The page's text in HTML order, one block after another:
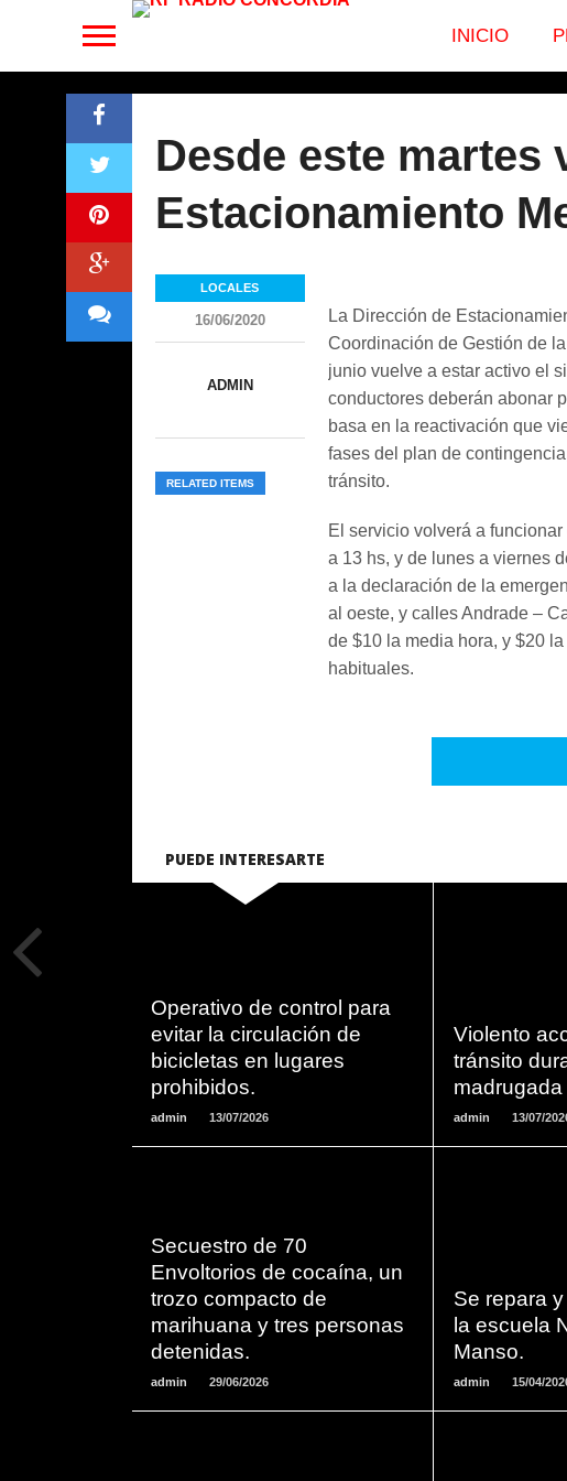
INICIO
Desde este martes
Estacionamiento
La Dirección de
Coordinación de Gestión de
junio vuelve a estar activo el
conductores deberán abonar
basa en la reactivación que
fases del plan de
tránsito.
El servicio volverá a
a 13 hs, y de lunes a viernes
a la declaración de la
al oeste, y calles Andrade –
de $10 la media hora, y $20
habituales.
LOCALES
16/06/2020
ADMIN
RELATED ITEMS
PUEDE INTERESARTE
Operativo de control para
evitar la circulación de
bicicletas en lugares
prohibidos.
admin 13/07/2026
MAS
Violento
tránsito
admin 13/07/
Secuestro de 70
Envoltorios de cocaína, un
trozo compacto de
marihuana y tres personas
detenidas.
admin 29/06/2026
LEER
MAS
Se repara
la escuela
Manso.
admin 15/04/